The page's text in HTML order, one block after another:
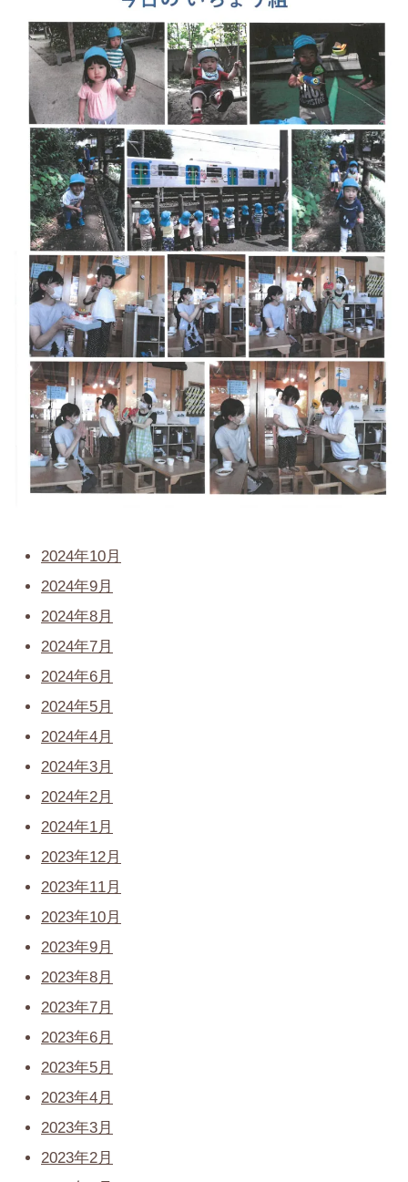
2024年10月
2024年9月
2024年8月
2024年7月
2024年6月
2024年5月
2024年4月
2024年3月
2024年2月
2024年1月
2023年12月
2023年11月
2023年10月
2023年9月
2023年8月
2023年7月
2023年6月
2023年5月
2023年4月
2023年3月
2023年2月